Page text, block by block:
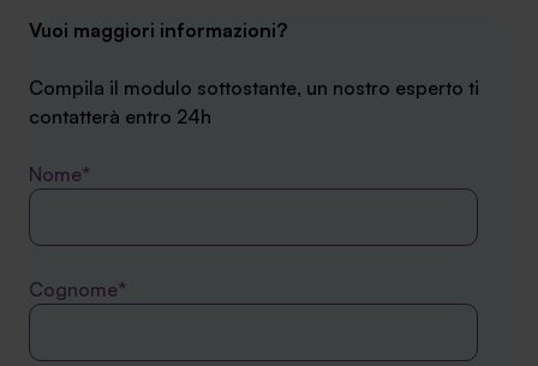
Vuoi maggiori informazioni?
Compila il modulo sottostante, un nostro esperto ti
contatterà entro 24h
Nome*
Cognome*